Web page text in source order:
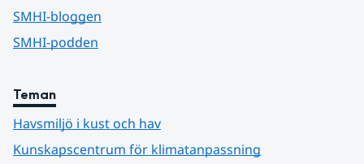
SMHI-bloggen
SMHI-podden
Teman
Havsmiljö i kust och hav
Kunskapscentrum för klimatanpassning